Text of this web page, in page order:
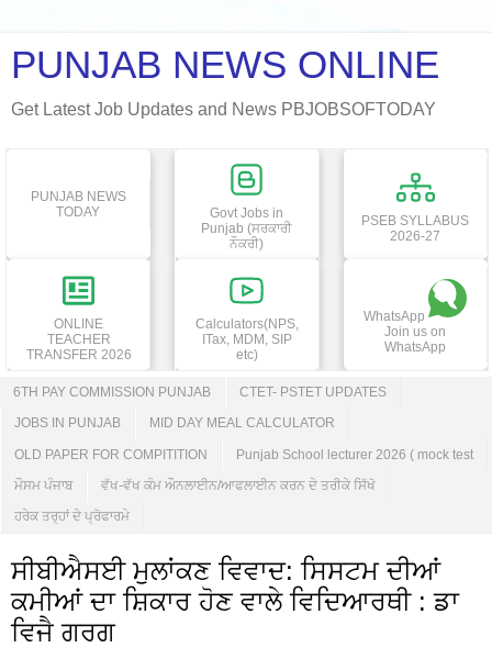
PUNJAB NEWS ONLINE
Get Latest Job Updates and News PBJOBSOFTODAY
PUNJAB NEWS
TODAY
Govt Jobs in
Punjab (ਸਰਕਾਰੀ
ਨੌਕਰੀ)
PSEB SYLLABUS
2026-27
ONLINE
TEACHER
TRANSFER 2026
Calculators(NPS,
ITax, MDM, SIP
etc)
WhatsApp
Join us on
WhatsApp
6TH PAY COMMISSION PUNJAB CTET- PSTET UPDATES
JOBS IN PUNJAB MID DAY MEAL CALCULATOR
OLD PAPER FOR COMPITITION Punjab School lecturer 2026 ( mock test
ਮੌਸਮ ਪੰਜਾਬ ਵੱਖ-ਵੱਖ ਕੰਮ ਔਨਲਾਈਨ/ਆਫਲਾਈਨ ਕਰਨ ਦੇ ਤਰੀਕੇ ਸਿੱਖੋ
ਹਰੇਕ ਤਰ੍ਹਾਂ ਦੇ ਪ੍ਰੋਫਾਰਮੇ
ਸੀਬੀਐਸਈ ਮੁਲਾਂਕਣ ਵਿਵਾਦ: ਸਿਸਟਮ ਦੀਆਂ
ਕਮੀਆਂ ਦਾ ਸ਼ਿਕਾਰ ਹੋਣ ਵਾਲੇ ਵਿਦਿਆਰਥੀ : ਡਾ
ਵਿਜੈ ਗਰਗ